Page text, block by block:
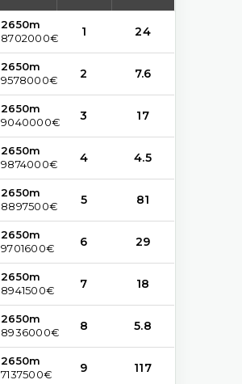
2650m
8702000€
1 24
2650m
9578000€
2 7.6
2650m
9040000€
3 17
2650m
9874000€
4 4.5
2650m
8897500€
5 81
2650m
9701600€
6 29
2650m
8941500€
7 18
2650m
8936000€
8 5.8
2650m
7137500€
9 117